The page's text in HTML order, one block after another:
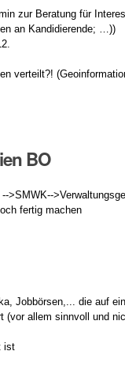
zur Beratung für
an Kandidierende; …))
verteilt?!
BO
>SMWK--
fertig machen
Jobbörsen,... die auf
(vor allem sinnvoll und
ist